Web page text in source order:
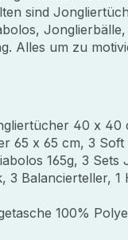
sind
Alles um zu
40 x 40
65 x 65 cm, 3
165g, 3 Sets
3 Balancierteller, 1
100%